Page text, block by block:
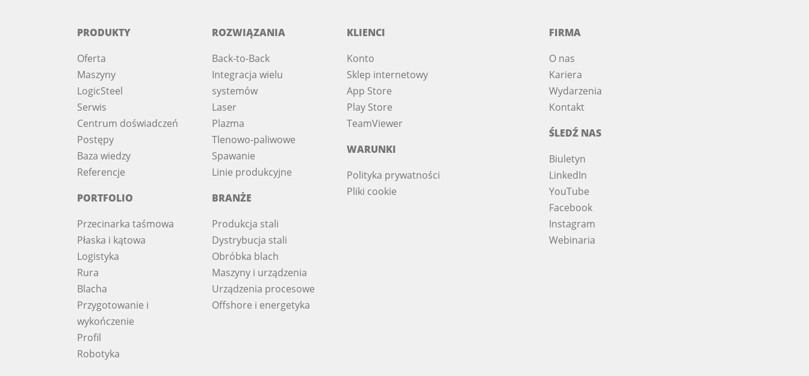
PRODUKTY
Oferta
Maszyny
LogicSteel
Serwis
Centrum doświadczeń
Postępy
Baza wiedzy
Referencje
PORTFOLIO
Przecinarka taśmowa
Płaska i kątowa
Logistyka
Rura
Blacha
Przygotowanie i
wykończenie
Profil
Robotyka
ROZWIĄZANIA
Back-to-Back
Integracja wielu
systemów
Laser
Plazma
Tlenowo-paliwowe
Spawanie
Linie produkcyjne
BRANŻE
Produkcja stali
Dystrybucja stali
Obróbka blach
Maszyny i urządzenia
Urządzenia procesowe
Offshore i energetyka
KLIENCI
Konto
Sklep internetowy
App Store
Play Store
TeamViewer
WARUNKI
Polityka prywatności
Pliki cookie
FIRMA
O nas
Kariera
Wydarzenia
Kontakt
ŚLEDŹ NAS
Biuletyn
LinkedIn
YouTube
Facebook
Instagram
Webinaria